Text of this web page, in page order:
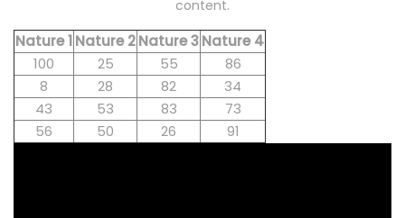
content.
Nature 1Nature 2Nature 3Nature 4
100
25 55
86
8
28 82
34
43
53 83
73
56
50 26 91